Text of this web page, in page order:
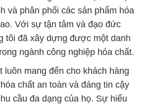
và phân phối các sản phẩm hóa
Với sự tận tâm và đạo đức
tôi đã xây dựng được một danh
ngành công nghiệp hóa chất.
luôn mang đến cho khách hàng
chất an toàn và đáng tin cậy
cầu đa dạng của họ. Sự hiểu